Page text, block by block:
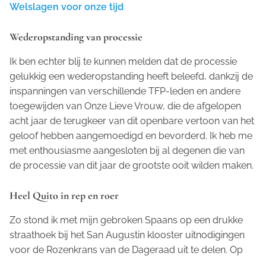
Welslagen voor onze tijd
Wederopstanding van processie
Ik ben echter blij te kunnen melden dat de processie
gelukkig een wederopstanding heeft beleefd, dankzij de
inspanningen van verschillende TFP-leden en andere
toegewijden van Onze Lieve Vrouw, die de afgelopen
acht jaar de terugkeer van dit openbare vertoon van het
geloof hebben aangemoedigd en bevorderd. Ik heb me
met enthousiasme aangesloten bij al degenen die van
de processie van dit jaar de grootste ooit wilden maken.
Heel Quito in rep en roer
Zo stond ik met mijn gebroken Spaans op een drukke
straathoek bij het San Augustin klooster uitnodigingen
voor de Rozenkrans van de Dageraad uit te delen. Op